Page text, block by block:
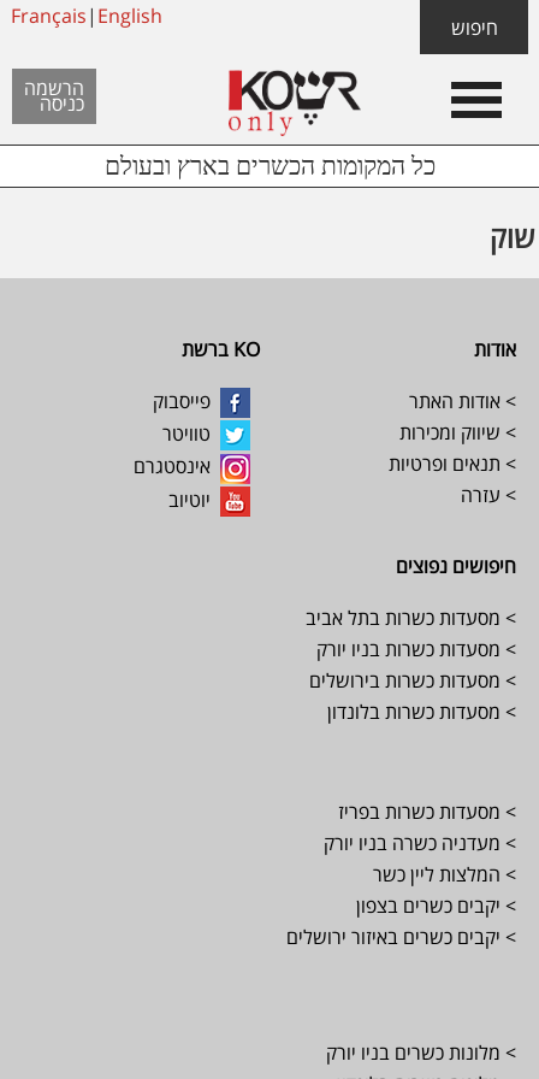
כל המקומות הכשרים בארץ ובעולם
Skip
links
content
footer
הרשמה
כניסה
Français| English חיפוש
Header
Left
שוק
Footer
אודות
> אודות האתר
> שיווק ומכירות
> תנאים ופרטיות
> עזרה
KO ברשת
פייסבוק
טוויטר
אינסטגרם
יוטיוב
חיפושים נפוצים
> מסעדות כשרות בתל אביב
> מסעדות כשרות בניו יורק
> מסעדות כשרות בירושלים
> מסעדות כשרות בלונדון
> מסעדות כשרות בפריז
> מעדניה כשרה בניו יורק
> המלצות ליין כשר
> יקבים כשרים בצפון
> יקבים כשרים באיזור ירושלים
> מלונות כשרים בניו יורק